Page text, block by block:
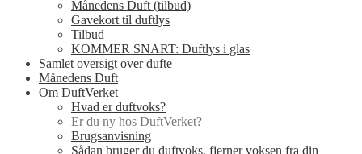
Månedens Duft (tilbud)
Gavekort til duftlys
Tilbud
KOMMER SNART: Duftlys i glas
Samlet oversigt over dufte
Månedens Duft
Om DuftVerket
Hvad er duftvoks?
Er du ny hos DuftVerket?
Brugsanvisning
Sådan bruger du duftvoks, fjerner voksen fra din